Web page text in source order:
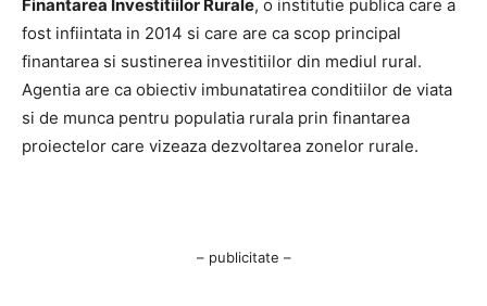
Finantarea Investitiilor Rurale, o institutie publica care a
fost infiintata in 2014 si care are ca scop principal
finantarea si sustinerea investitiilor din mediul rural.
Agentia are ca obiectiv imbunatatirea conditiilor de viata
si de munca pentru populatia rurala prin finantarea
proiectelor care vizeaza dezvoltarea zonelor rurale.
– publicitate –